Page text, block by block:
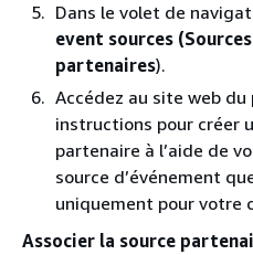
Dans le volet de
event sources
partenaires).
Accédez au site web
instructions pour créer
partenaire à l’aide de
source d’événement
uniquement pour votre
Associer la source